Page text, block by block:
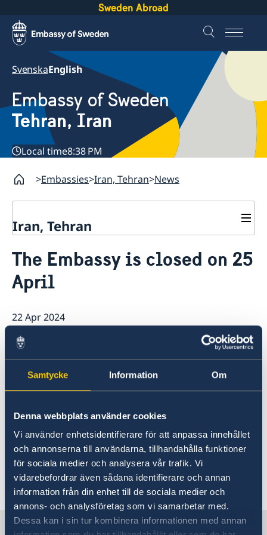
Samtycke Information Om
Denna webbplats använder cookies
Vi använder enhetsidentifierare för att anpassa innehållet
och annonserna till användarna, tillhandahålla funktioner
för sociala medier och analysera vår trafik. Vi
vidarebefordrar även sådana identifierare och annan
information från din enhet till de sociala medier och
annons- och analysföretag som vi samarbetar med.
Dessa kan i sin tur kombinera informationen med annan
Sweden Abroad
SvenskaEnglish
Embassy of Sweden
Tehran, Iran
Local time8:38 PM
Embassies Iran, Tehran News
Iran, Tehran
About us
The Embassy is closed on 25
April
22 Apr 2024
Please be informed that the Embassy
will be closed on Thursday 25 April,
due to planning day. Regular opening
case of consular emergencies, contact
the Ministry of Foreign Affairs at
number +46 8-405 50 05.
Sweden in Iran